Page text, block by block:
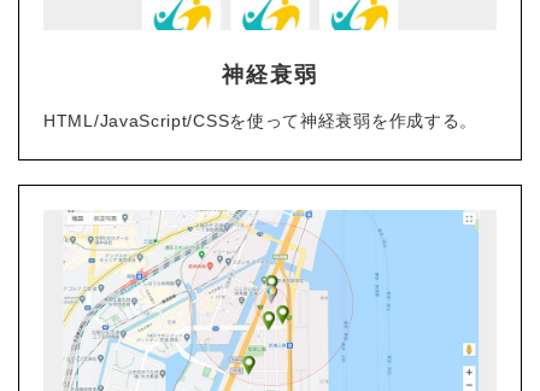
神経衰弱
HTML/JavaScript/CSSを使って神経衰弱を作成する。